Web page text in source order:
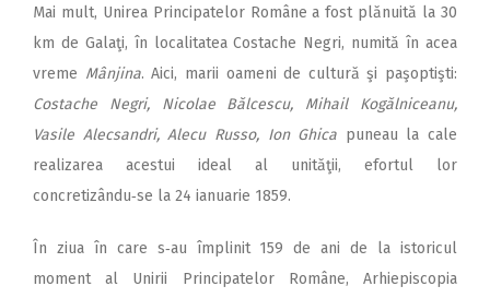
Mai mult, Unirea Principatelor Române a fost plănuită la 30
km de Galaţi, în localitatea Costache Negri, numită în acea
vreme Mânjina. Aici, marii oameni de cultură şi paşoptişti:
Costache Negri, Nicolae Bălcescu, Mihail Kogălniceanu,
Vasile Alecsandri, Alecu Russo, Ion Ghica puneau la cale
realizarea acestui ideal al unităţii, efortul lor
concretizându‑se la 24 ianuarie 1859.
În ziua în care s‑au împlinit 159 de ani de la istoricul
moment al Unirii Principatelor Române, Arhiepiscopia